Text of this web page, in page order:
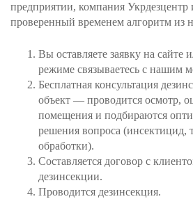
предприятии, компания Укрдезцентр
проверенный временем алгоритм из
Вы оставляете заявку на сайте
режиме связываетесь с нашим
Бесплатная консультация
объект — проводится осмотр,
помещения и подбираются
решения вопроса (инсектицид,
обработки).
Составляется договор с
дезинсекции.
Проводится дезинсекция.